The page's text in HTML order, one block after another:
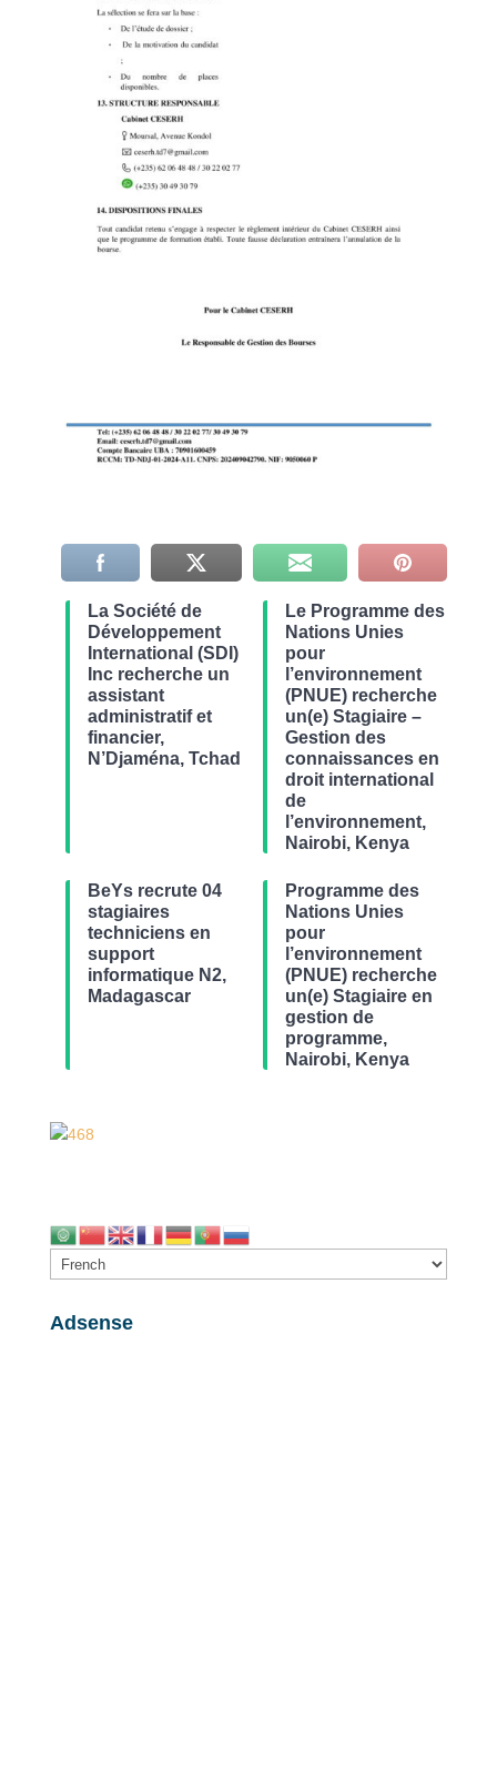
La Société de
Développement
International (SDI)
Inc recherche un
assistant
administratif et
financier,
N’Djaména, Tchad
Le Programme des
Nations Unies
pour
l’environnement
(PNUE) recherche
un(e) Stagiaire –
Gestion des
connaissances en
droit international
de
l’environnement,
Nairobi, Kenya
BeYs recrute 04
stagiaires
techniciens en
support
informatique N2,
Madagascar
Programme des
Nations Unies
pour
l’environnement
(PNUE) recherche
un(e) Stagiaire en
gestion de
programme,
Nairobi, Kenya
Adsense